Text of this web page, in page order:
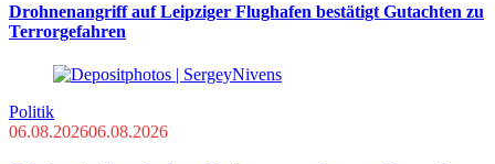
Drohnenangriff auf Leipziger Flughafen bestätigt Gutachten zu
Terrorgefahren
Politik
06.08.202606.08.2026